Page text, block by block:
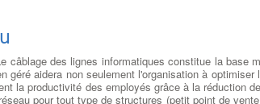
la taille de la
De la mémoire
MHz, les meilleures
déploiement d'imprimantes
VIERZON . RCS offre non
fabricant, mais propose
de remise à neuf
câblage des lignes informatiques constitue la base
géré aidera non seulement l'organisation à
la productivité des employés grâce à la réduction
pour tout type de structures (petit point de